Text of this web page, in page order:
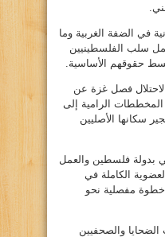
في الضفة الغربية وما
سلب الفلسطينيين
حقوقهم الأساسية.
فصل غزة عن
المخططات الرامية إلى
سكانها الأصليين
بدولة فلسطين والعمل
الكاملة في
خطوة مفصلية نحو
والصحفيين